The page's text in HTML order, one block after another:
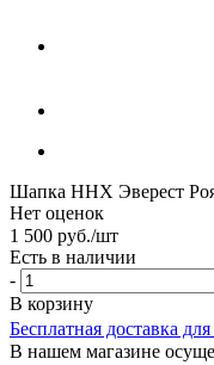
Шапка ННХ Эверест
Нет оценок
1 500 руб./шт
Есть в наличии
-
В корзину
Бесплатная доставка
В нашем магазине